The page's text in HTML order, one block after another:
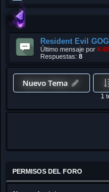
Resident Evil
Último mensaje por
Respuestas: 8
Nuevo Tema
1
PERMISOS DEL FORO